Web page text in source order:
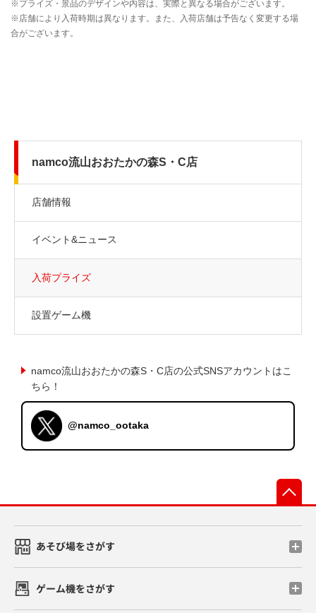
namco流山おおたかの森S・C店
店舗情報
イベント&ニュース
入荷プライズ
設置ゲーム機
namco流山おおたかの森S・C店の公式SNSアカウントはこ
ちら！
@namco_ootaka
あそび場をさがす
ゲーム機をさがす